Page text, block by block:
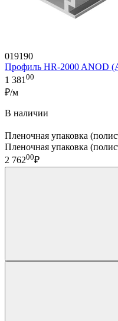
019190
Профиль HR-2000 ANOD
1 381 00
₽/м
В наличии
Пленочная упаковка
Пленочная упаковка
2 76200₽